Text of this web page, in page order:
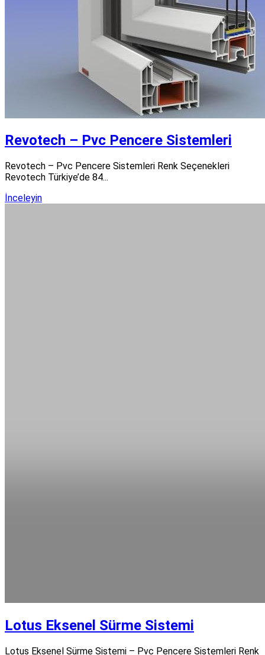
Revotech – Pvc Pencere Sistemleri
Revotech – Pvc Pencere Sistemleri Renk Seçenekleri
Revotech Türkiye’de 84...
İnceleyin
Lotus Eksenel Sürme Sistemi
Lotus Eksenel Sürme Sistemi – Pvc Pencere Sistemleri Renk